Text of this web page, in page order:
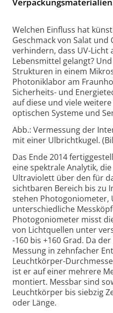
Welchen Einfluss hat
Geschmack von Salat und
verhindern, dass UV-Licht
Lebensmittel gelangt?
Strukturen in einem
Photonik­labor am
Sicherheits- und
auf diese und viele
optischen Systeme und
Abb.: Vermessung der
mit einer Ulbrichtkugel.
Das Ende 2014
eine spektrale Analytik,
Ultraviolett über den für
sichtbaren Bereich bis zu
stehen Photo­goniometer,
unterschiedliche
Photo­goniometer misst
von Lichtquellen unter
-160 bis +160 Grad. Da
Messung in zehnfacher
Leuchtkörper-
ist er auf einer mehrere
montiert. Messbar sind
Leuchtkörper bis siebzig
oder Länge.